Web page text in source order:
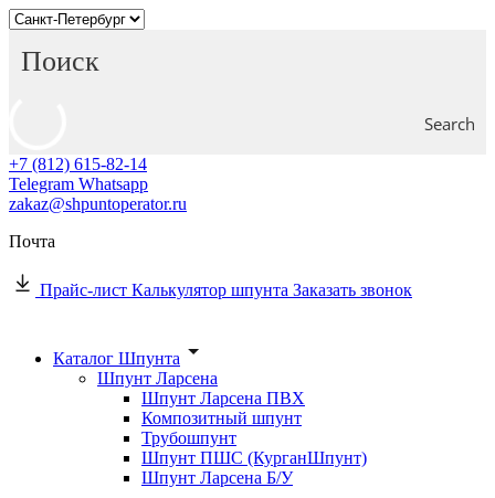
Search
+7 (812) 615-82-14
Telegram Whatsapp
zakaz@shpuntoperator.ru
Почта
Прайс-лист Калькулятор шпунта Заказать звонок
Каталог Шпунта
Шпунт Ларсена
Шпунт Ларсена ПВХ
Композитный шпунт
Трубошпунт
Шпунт ПШС (КурганШпунт)
Шпунт Ларсена Б/У